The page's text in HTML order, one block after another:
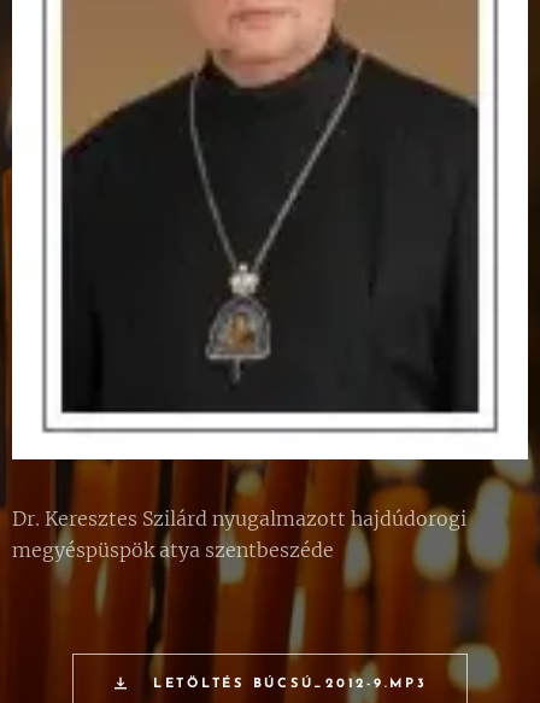
Dr. Keresztes Szilárd nyugalmazott hajdúdorogi
megyéspüspök atya szentbeszéde
LETÖLTÉS BÚCSÚ_2012-9.MP3